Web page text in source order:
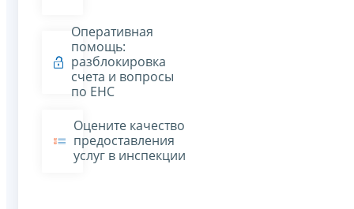
Оперативная
помощь:
разблокировка
счета и вопросы
по ЕНС
Оцените качество
предоставления
услуг в инспекции